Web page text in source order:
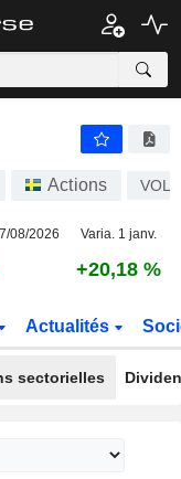
Actions
08/2026 Varia. 1 janv.
+20,18 %
Actualités
sectorielles